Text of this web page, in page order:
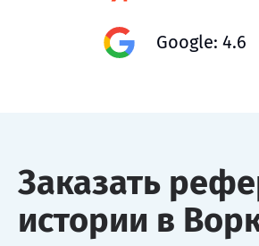
Google: 4.6
Заказать
истории в